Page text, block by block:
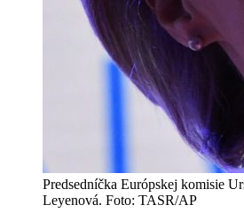
Predsedníčka Európskej komisie
Leyenová. Foto: TASR/AP